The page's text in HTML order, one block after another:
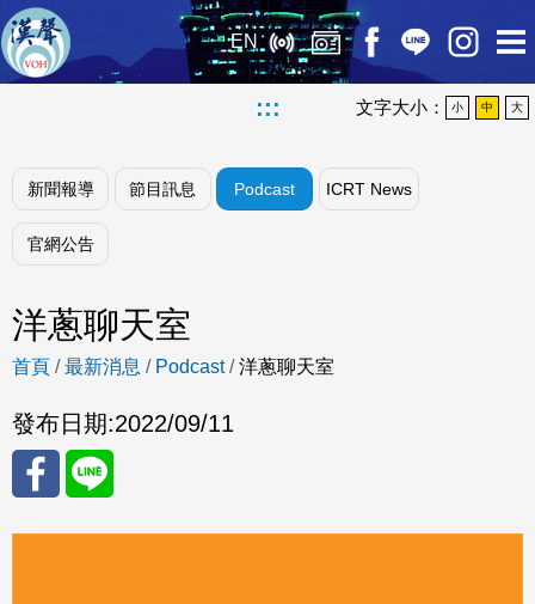
EN
::: 文字大小： 小 中 大
新聞報導 節目訊息 Podcast ICRT News
官網公告
洋蔥聊天室
首頁 /最新消息 / Podcast /洋蔥聊天室
發布日期:2022/09/11
分享 分享